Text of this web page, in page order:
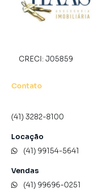
inquilinos.
CRECI: J05859
Contato
(41) 3282-8100
Locação
(41) 99154-5641
Vendas
(41) 99696-0251